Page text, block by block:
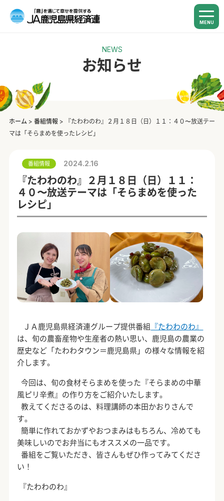
MENU
NEWS
お知らせ
ホーム > 番組情報 >
『たわわのわ』２月１８日（日）１１：４０〜放送テー
マは「そらまめを使ったレシピ」
番組情報 2024.2.16
『たわわのわ』２月１８日（日）１１：
４０〜放送テーマは「そらまめを使った
レシピ」
ＪＡ鹿児島県経済連グループ提供番組 『たわわのわ』
は、旬の農畜産物や生産者の熱い思い、鹿児島の農業の
歴史など「たわわタウン＝鹿児島県」の様々な情報を紹
介します。
今回は、旬の食材そらまめを使った『そらまめの中華
風ピリ辛煮』の作り方をご紹介いたします。
教えてくださるのは、料理講師の本田かおりさんで
す。
簡単に作れておかずやおつまみはもちろん、冷めても
美味しいのでお弁当にもオススメの一品です。
番組をご覧いただき、皆さんもぜひ作ってみてくださ
い！
『たわわのわ』